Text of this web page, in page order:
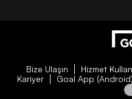
Bize Ulaşın Hizmet
Kariyer
Goal App (Android)